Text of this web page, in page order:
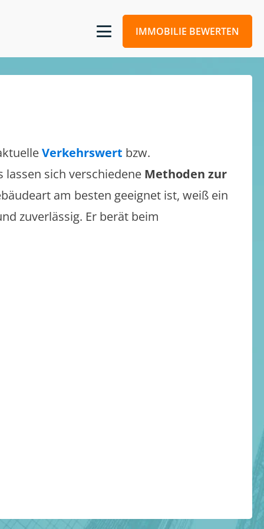
IMMOBILIE BEWERTEN
Verkehrswert bzw.
lassen sich verschiedene Methoden zur
am besten geeignet ist, weiß ein
zuverlässig. Er berät beim